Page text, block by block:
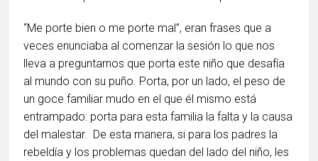
“Me porte bien o me porte mal”, eran frases que a
veces enunciaba al comenzar la sesión lo que nos
lleva a preguntarnos que porta este niño que desafía
al mundo con su puño. Porta, por un lado, el peso de
un goce familiar mudo en el que él mismo está
entrampado: porta para esta familia la falta y la causa
del malestar. De esta manera, si para los padres la
rebeldía y los problemas quedan del lado del niño, les